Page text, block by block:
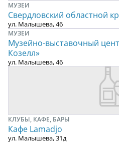
МУЗЕИ
Свердловский областной
ул. Малышева, 46
МУЗЕИ
Музейно-выставочный
Козелл»
ул. Малышева, 46
КЛУБЫ, КАФЕ, БАРЫ
Кафе Lamadjo
ул. Малышева, 31д